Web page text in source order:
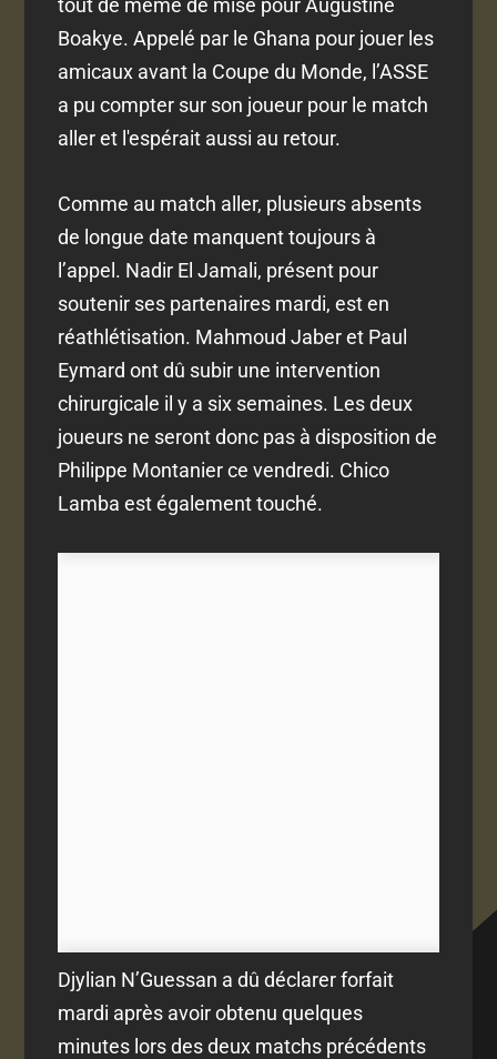
tout de même de mise pour Augustine
Boakye. Appelé par le Ghana pour jouer les
amicaux avant la Coupe du Monde, l’ASSE
a pu compter sur son joueur pour le match
aller et l'espérait aussi au retour.
Comme au match aller, plusieurs absents
de longue date manquent toujours à
l’appel. Nadir El Jamali, présent pour
soutenir ses partenaires mardi, est en
réathlétisation. Mahmoud Jaber et Paul
Eymard ont dû subir une intervention
chirurgicale il y a six semaines. Les deux
joueurs ne seront donc pas à disposition de
Philippe Montanier ce vendredi. Chico
Lamba est également touché.
Djylian N’Guessan a dû déclarer forfait
mardi après avoir obtenu quelques
minutes lors des deux matchs précédents